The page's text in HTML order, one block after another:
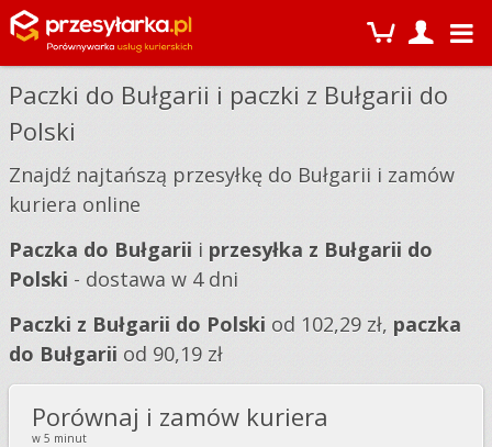
Paczki do Bułgarii i paczki z Bułgarii do
Polski
Znajdź najtańszą przesyłkę do Bułgarii i zamów
kuriera online
Paczka do Bułgarii i przesyłka z Bułgarii do
Polski - dostawa w 4 dni
Paczki z Bułgarii do Polski od 102,29 zł, paczka
do Bułgarii od 90,19 zł
Porównaj i zamów kuriera
w 5 minut